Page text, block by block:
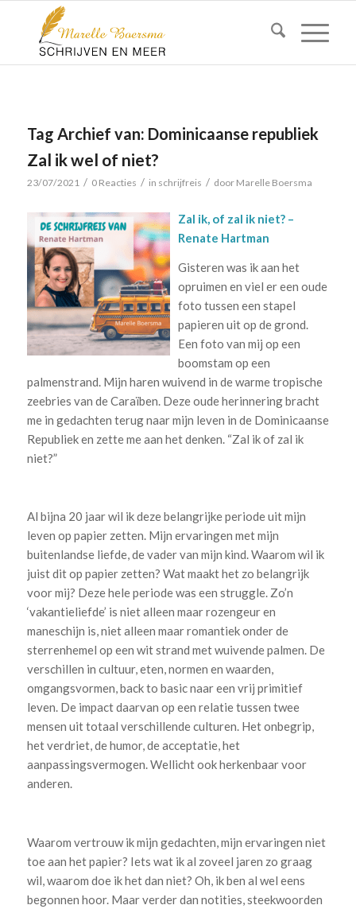
Tag Archief van: Dominicaanse republiek
Zal ik wel of niet?
23/07/2021 / 0 Reacties / in schrijfreis / door Marelle Boersma
Zal ik, of zal ik niet? –
Renate Hartman
Gisteren was ik aan het
opruimen en viel er een oude
foto tussen een stapel
papieren uit op de grond.
Een foto van mij op een
boomstam op een
palmenstrand. Mijn haren wuivend in de warme tropische
zeebries van de Caraïben. Deze oude herinnering bracht
me in gedachten terug naar mijn leven in de Dominicaanse
Republiek en zette me aan het denken. “Zal ik of zal ik
niet?”
Al bijna 20 jaar wil ik deze belangrijke periode uit mijn
leven op papier zetten. Mijn ervaringen met mijn
buitenlandse liefde, de vader van mijn kind. Waarom wil ik
juist dit op papier zetten? Wat maakt het zo belangrijk
voor mij? Deze hele periode was een struggle. Zo’n
‘vakantieliefde’ is niet alleen maar rozengeur en
maneschijn is, niet alleen maar romantiek onder de
sterrenhemel op een wit strand met wuivende palmen. De
verschillen in cultuur, eten, normen en waarden,
omgangsvormen, back to basic naar een vrij primitief
leven. De impact daarvan op een relatie tussen twee
mensen uit totaal verschillende culturen. Het onbegrip,
het verdriet, de humor, de acceptatie, het
aanpassingsvermogen. Wellicht ook herkenbaar voor
anderen.
Waarom vertrouw ik mijn gedachten, mijn ervaringen niet
toe aan het papier? Iets wat ik al zoveel jaren zo graag
wil, waarom doe ik het dan niet? Oh, ik ben al wel eens
begonnen hoor. Maar verder dan notities, steekwoorden